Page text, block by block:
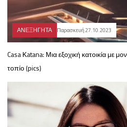
ΑΝΕΞΗΓΗΤΑ Παρασκευή 27.10.2023
Casa Κatana: Μια εξοχική κατοικία με
τοπίο (pics)